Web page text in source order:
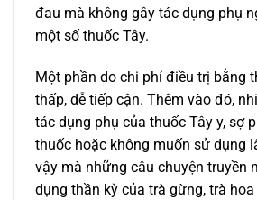
đau mà không gây tác dụng phụ
một số thuốc Tây.
Một phần do chi phí điều trị bằng
thấp, dễ tiếp cận. Thêm vào đó,
tác dụng phụ của thuốc Tây y, sợ
thuốc hoặc không muốn sử dụng
vậy mà những câu chuyện truyền
dụng thần kỳ của trà gừng, trà